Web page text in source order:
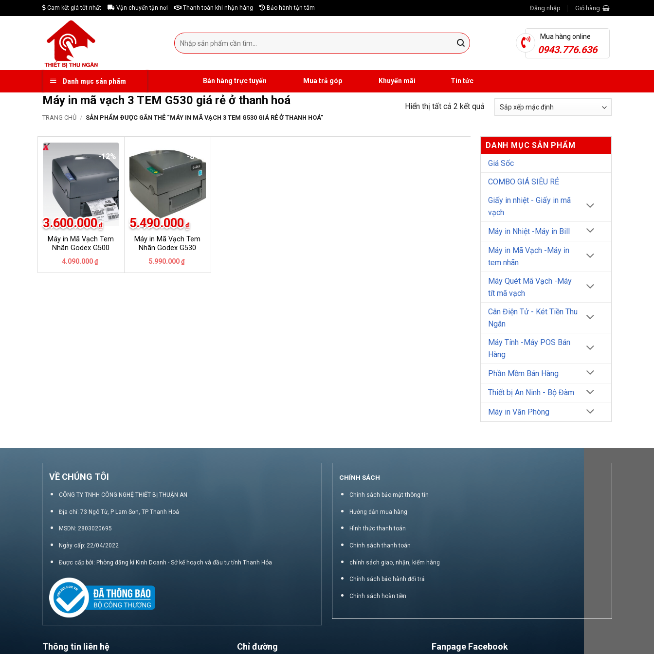
to
Cam kết giá tốt nhất Vận chuyển tận nơi Thanh toán khi nhận hàng Bảo hành tận tâm Đăng nhập Giỏ hàng
Tìm
kiếm:
Mua hàng online
0943.776.636
Danh mục sản phẩm Bán hàng trực tuyến Mua trả góp Khuyến mãi Tin tức
Máy in mã vạch 3 TEM G530 giá rẻ ở thanh hoá
TRANG CHỦ / SẢN PHẨM ĐƯỢC GẮN THẺ “MÁY IN MÃ VẠCH 3 TEM G530 GIÁ RẺ Ở THANH HOÁ”
Hiển thị tất cả 2 kết quả
-12%
Máy in Mã Vạch Tem
Nhãn Godex G500
4.090.000 ₫
là:
3.600.000 ₫
tại
-8%
Máy in Mã Vạch Tem
Nhãn Godex G530
5.990.000 ₫
là:
5.490.000 ₫
tại
DANH MỤC SẢN PHẨM
Giá Sốc
COMBO GIÁ SIÊU RẺ
Giấy in nhiệt - Giấy in mã
vạch
Máy in Nhiệt -Máy in Bill
Máy in Mã Vạch -Máy in
tem nhãn
Máy Quét Mã Vạch -Máy
tít mã vạch
Cân Điện Tử - Két Tiền Thu
Ngân
Máy Tính -Máy POS Bán
Hàng
Phần Mềm Bán Hàng
Thiết bị An Ninh - Bộ Đàm
Máy in Văn Phòng
VỀ CHÚNG TÔI
CÔNG TY TNHH CÔNG NGHỆ THIẾT BỊ THUẬN AN
Địa chỉ: 73 Ngô Từ, P Lam Sơn, TP Thanh Hoá
MSDN: 2803020695
Ngày cấp: 22/04/2022
Được cấp bởi: Phòng đăng kí Kinh Doanh - Sở kế hoạch và đầu tư tỉnh Thanh Hóa
CHÍNH SÁCH
Chính sách bảo mật thông tin
Hướng dẫn mua hàng
Hình thức thanh toán
Chính sách thanh toán
chính sách giao, nhận, kiểm hàng
Chính sách bảo hành đổi trả
Chính sách hoàn tiền
Thông tin liên hệ Chỉ đường Fanpage Facebook